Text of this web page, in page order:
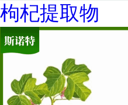
枸杞提取物